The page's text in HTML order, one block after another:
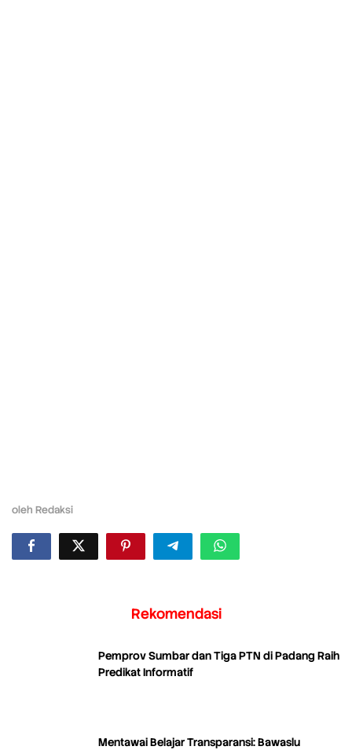
oleh Redaksi
Rekomendasi
Pemprov Sumbar dan Tiga PTN di Padang Raih
Predikat Informatif
Mentawai Belajar Transparansi: Bawaslu